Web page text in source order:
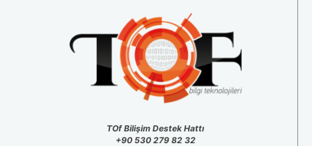
TOf Bilişim Destek Hattı
+90 530 279 82 32